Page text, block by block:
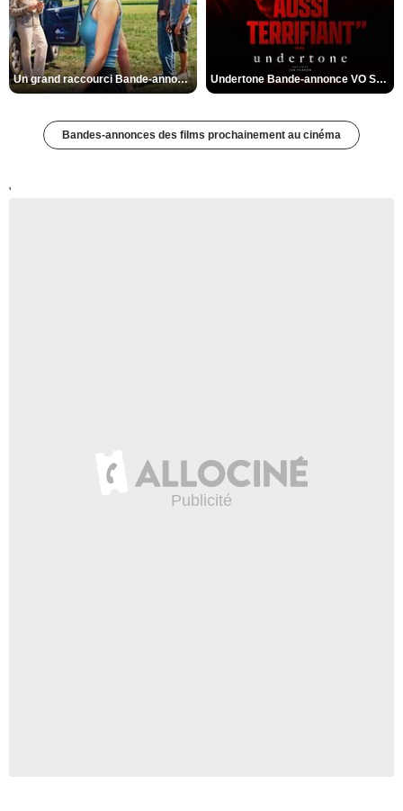
Un grand raccourci Bande-annonce VF Undertone Bande-annonce VO STFR
Bandes-annonces des films prochainement au cinéma
'